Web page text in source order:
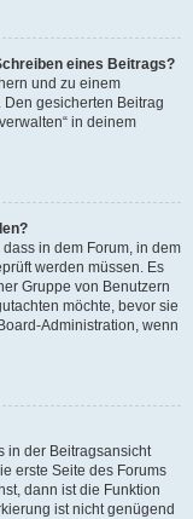
eines Beitrags?
und zu einem
gesicherten Beitrag
in deinem
in dem Forum, in dem
werden müssen. Es
Gruppe von Benutzern
möchte, bevor sie
Administration, wenn
in der Beitragsansicht
erste Seite des Forums
dann ist die Funktion
ist nicht genügend